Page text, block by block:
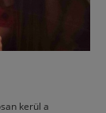
kerül a